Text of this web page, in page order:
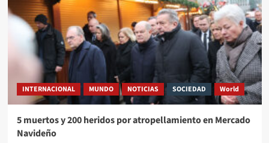
INTERNACIONAL MUNDO NOTICIAS SOCIEDAD World
5 muertos y 200 heridos por atropellamiento en Mercado
Navideño